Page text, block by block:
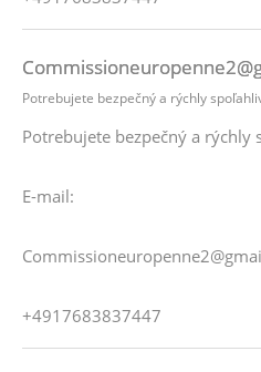
Potrebujete bezpečný a rýchly
Potrebujete bezpečný a rýchly
E-mail:
+4917683837447